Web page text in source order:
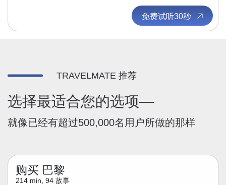
免费试听30秒
TRAVELMATE 推荐
选择最适合您的选项—
就像已经有超过500,000名用户所做的那样
购买 巴黎
214 min, 94 故事